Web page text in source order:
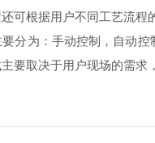
可根据用户不同工艺流程
分为：手动控制，自动
要取决于用户现场的需